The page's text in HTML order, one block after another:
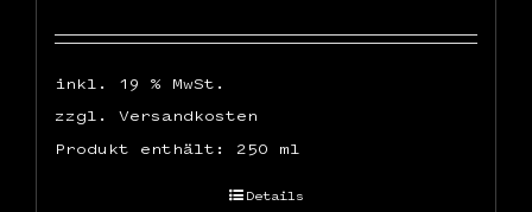
inkl. 19 % MwSt.
zzgl. Versandkosten
Produkt enthält: 250 ml
Details